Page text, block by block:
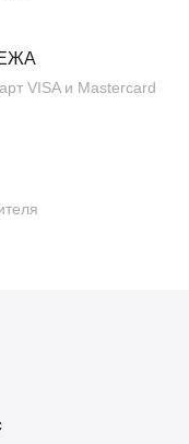
VISA и Mastercard